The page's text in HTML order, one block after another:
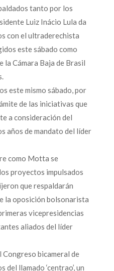
tanto por los
Luiz Inácio Lula da
con el ultraderechista
este sábado como
la Cámara Baja de Brasil
este mismo sábado, por
de las iniciativas que
a consideración del
años de mandato del líder
como Motta se
proyectos impulsados
que respaldarán
la oposición bolsonarista
vicepresidencias
aliados del líder
Congreso bicameral de
llamado ‘centrao’, un